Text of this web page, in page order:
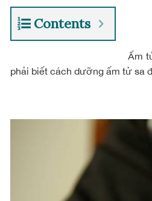
Contents
Ấm
phải biết cách dưỡng ấm tử sa